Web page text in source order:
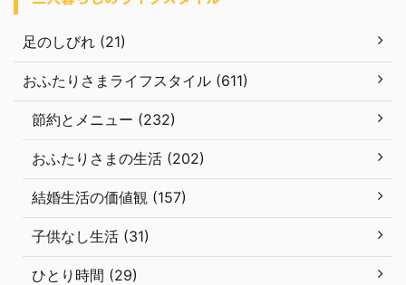
足のしびれ (21)
おふたりさまライフスタイル (611)
節約とメニュー (232)
おふたりさまの生活 (202)
結婚生活の価値観 (157)
子供なし生活 (31)
ひとり時間 (29)